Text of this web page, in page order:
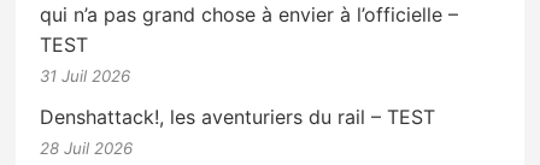
qui n’a pas grand chose à envier à l’officielle –
TEST
31 Juil 2026
Denshattack!, les aventuriers du rail – TEST
28 Juil 2026